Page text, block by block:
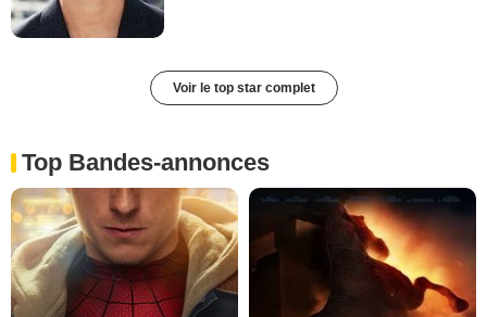
Voir le top star complet
Top Bandes-annonces